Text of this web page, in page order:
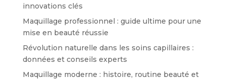
innovations clés
Maquillage professionnel : guide ultime pour une
mise en beauté réussie
Révolution naturelle dans les soins capillaires :
données et conseils experts
Maquillage moderne : histoire, routine beauté et